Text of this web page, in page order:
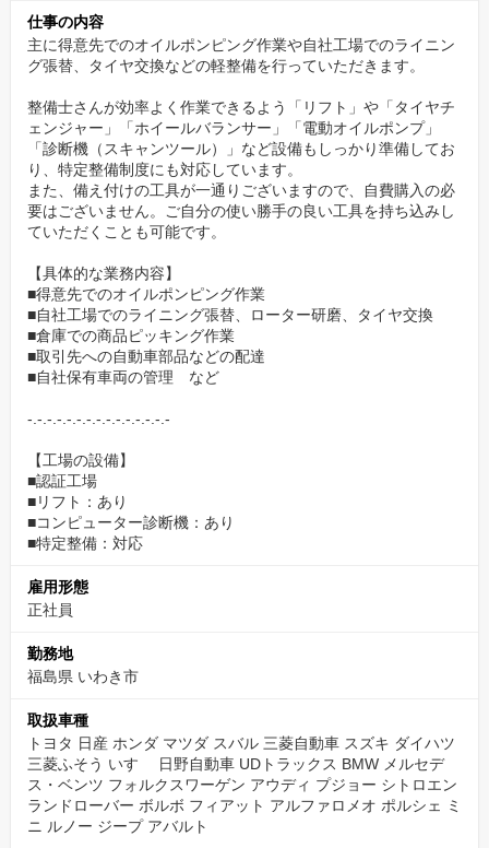
残業も月間5時間程度と少なめで、年
末年始や夏季休暇など長期休暇もあります。
※年間休日130日（125日＋有休取得義務5日）
ご家族との時間やプライベートの時間もしっかり確保し、気持ち
よく仕事に向かってください。
20代～60代まで幅広く在籍。コミュニケーションも
取りやすい職場です。
在籍スタッフの男女比は50%ずつ、年
代は20代：15%／30代：15%／40
代：40%／50代：15%／60代：15%
と40代が少し多いものの、バランスよ
く様々な年代の方が活躍しています。
携もスムーズにとれています。
タイヤ・オイル・バッテリーなど扱っている商品は社員割引で購
入できる福利厚生も完備！
仕事の内容
主に得意先でのオイルポンピング作業や自社工場でのライニン
グ張替、タイヤ交換などの軽整備を行っていただきます。
整備士さんが効率よく作業できるよう「リフト」や「タイヤチ
ェンジャー」「ホイールバランサー」「電動オイルポンプ」
「診断機（スキャンツール）」など設備もしっかり準備してお
り、特定整備制度にも対応しています。
また、備え付けの工具が一通りございますので、自費購入の必
要はございません。ご自分の使い勝手の良い工具を持ち込みし
ていただくことも可能です。
【具体的な業務内容】
■得意先でのオイルポンピング作業
■自社工場でのライニング張替、ローター研磨、タイヤ交換
■倉庫での商品ピッキング作業
■取引先への自動車部品などの配達
■自社保有車両の管理 など
-.-.-.-.-.-.-.-.-.-.-.-.-.-.-
【工場の設備】
■認証工場
■リフト：あり
■コンピューター診断機：あり
■特定整備：対応
雇用形態
正社員
勤務地
福島県 いわき市
取扱車種
トヨタ 日産 ホンダ マツダ スバル 三菱自動車 スズキ ダイハツ
三菱ふそう いすゞ 日野自動車 UDトラックス BMW メルセデ
ス・ベンツ フォルクスワーゲン アウディ プジョー シトロエン
ランドローバー ボルボ フィアット アルファロメオ ポルシェ ミ
ニ ルノー ジープ アバルト